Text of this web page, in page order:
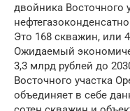
двойника Восточного
Это 168 скважин, или
Ожидаемый
3,3 млрд рублей до
Восточного участка
объединяет в себе